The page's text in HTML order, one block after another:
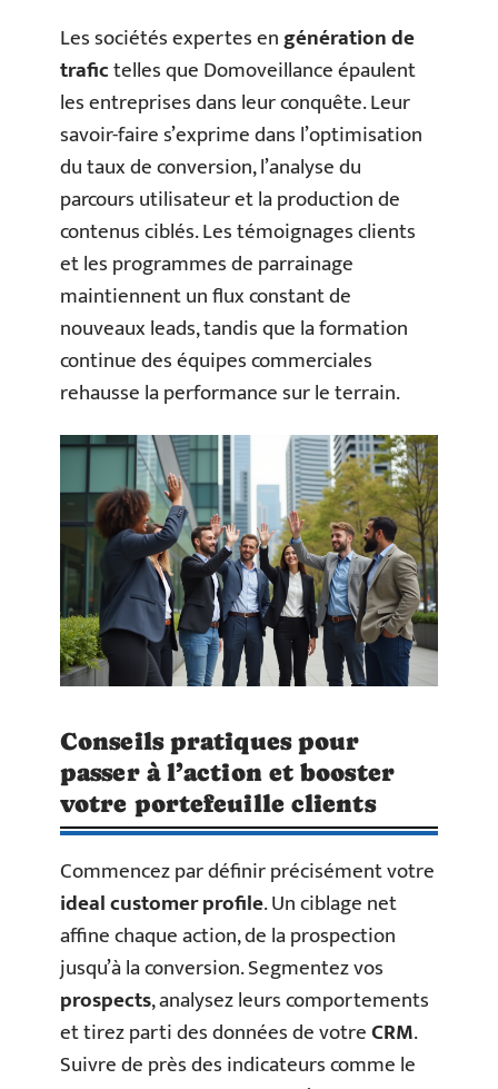
Les sociétés expertes engénération de
trafictelles que Domoveillance épaulent
les entreprises dans leur conquête. Leur
savoir-faire s’exprime dans l’optimisation
du taux de conversion, l’analyse du
parcours utilisateur et la production de
contenus ciblés. Les témoignages clients
et les programmes de parrainage
maintiennent un flux constant de
nouveaux leads, tandis que la formation
continue des équipes commerciales
rehausse la performance sur le terrain.
Conseils pratiques pour
passer à l’action et booster
votre portefeuille clients
Commencez par définir précisément votre
ideal customer profile. Un ciblage net
affine chaque action, de la prospection
jusqu’à la conversion. Segmentez vos
prospects, analysez leurs comportements
et tirez parti des données de votreCRM.
Suivre de près des indicateurs comme le